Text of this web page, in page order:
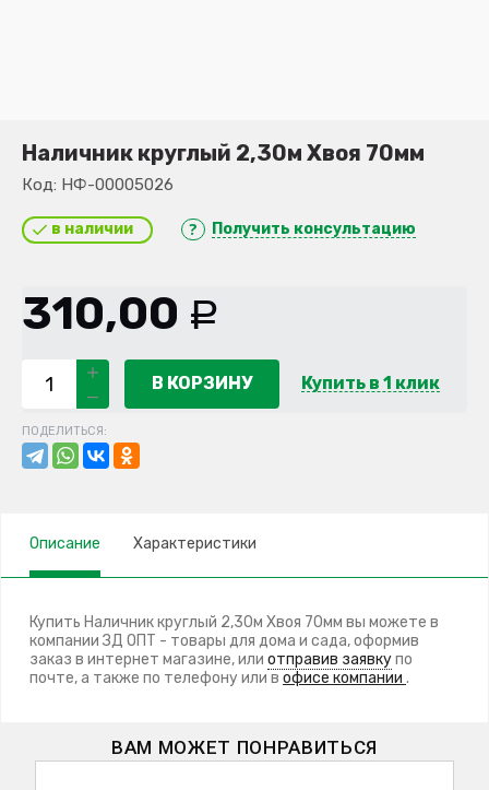
Наличник круглый 2,30м Хвоя 70мм
Код: НФ-00005026
в наличии Получить консультацию
310,00 Р
В КОРЗИНУ Купить в 1 клик
ПОДЕЛИТЬСЯ:
Описание Характеристики
Купить Наличник круглый 2,30м Хвоя 70мм вы можете в
компании ЗД ОПТ - товары для дома и сада, оформив
заказ в интернет магазине, или отправив заявкупо
почте, а также по телефону или в офисе компании .
ВАМ МОЖЕТ ПОНРАВИТЬСЯ